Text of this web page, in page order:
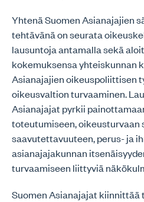
Yhtenä Suomen Asianajajien
tehtävänä on seurata
lausuntoja antamalla sekä
kokemuksensa yhteiskunnan
Asianajajien oikeuspoliittisen
oikeusvaltion turvaaminen.
Asianajajat pyrkii
toteutumiseen, oikeusturvaan
saavutettavuuteen, perus- ja
asianajajakunnan
turvaamiseen liittyviä
Suomen Asianajajat kiinnittää